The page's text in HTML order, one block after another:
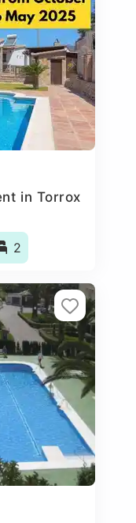
in Torrox
2